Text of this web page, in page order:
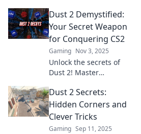
Dust 2 Demystified:
Your Secret Weapon
for Conquering CS2
Gaming Nov 3, 2025
Unlock the secrets of
Dust 2! Master
tricks to dominate CS2
like a pro. Click to level
up your gameplay!
Dust 2 Secrets:
Hidden Corners and
Clever Tricks
Gaming Sep 11, 2025